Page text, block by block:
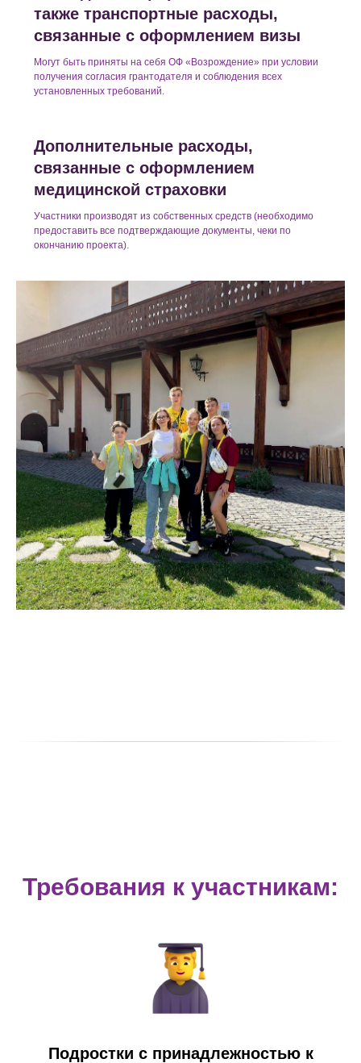
также транспортные расходы,
связанные с оформлением визы
Могут быть приняты на себя ОФ «Возрождение» при условии
получения согласия грантодателя и соблюдения всех
установленных требований.
Дополнительные расходы,
связанные с оформлением
медицинской страховки
Участники производят из собственных средств (необходимо
предоставить все подтверждающие документы, чеки по
окончанию проекта).
Требования к участникам:
Подростки с принадлежностью к